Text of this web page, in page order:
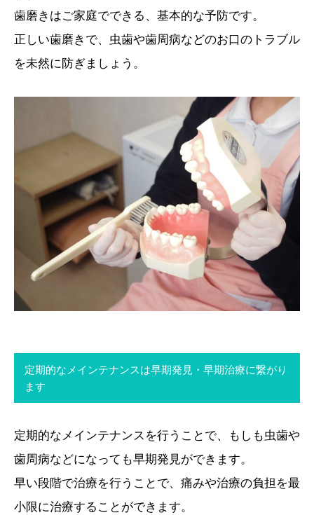
歯磨きはご家庭でできる、基本的な予防です。
正しい歯磨きで、虫歯や歯周病などのお口のトラブル
を未然に防ぎましょう。
定期的なメインテナンスは早期発見・早期治療に繋がり
ます
定期的なメインテナンスを行うことで、もしも虫歯や
歯周病などになっても早期発見ができます。
早い段階で治療を行うことで、痛みや治療の負担を最
小限に治療することができます。